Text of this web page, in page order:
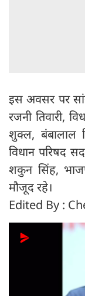
इस अवसर पर
रजनी तिवारी,
शुक्ल, बंबालाल
विधान परिषद
शकुन सिंह,
मौजूद रहे।
Edited By :